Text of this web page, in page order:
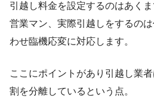
引越し料金を設定するのはあく
営業マン、実際引越しをするの
わせ臨機応変に対応します。
ここにポイントがあり引越し業
割を分離しているという点。